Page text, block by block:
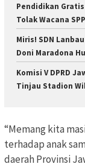
Pendidikan
Tolak Wacana
Miris! SDN
Doni Maradona
Komisi V DPRD
Tinjau Stadion
“Memang kita
terhadap anak
daerah Provinsi